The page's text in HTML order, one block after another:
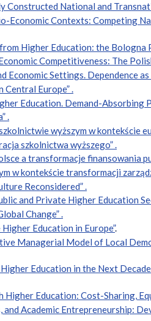
National and
Economic Contexts: Competing
Higher Education: the Bologna
Competitiveness: The
Settings. Dependence
Europe” .
Education. Demand-Absorbing
.
wyższym w kontekście
szkolnictwa wyższego” .
a transformacje finansowania
w kontekście transformacji
Reconsidered” .
and Private Higher Education
Change” .
Education in Europe”.
Managerial Model of Local
Education in the Next
Education: Cost-Sharing,
Academic Entrepreneurship: